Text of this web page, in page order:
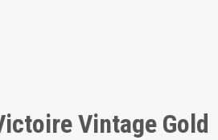
Vintage Gold